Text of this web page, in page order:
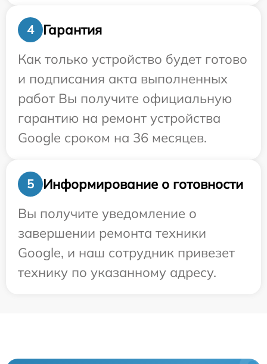
4
Гарантия
Как только устройство будет готово
и подписания акта выполненных
работ Вы получите официальную
гарантию на ремонт устройства
Google сроком на 36 месяцев.
5
Информирование о готовности
Вы получите уведомление о
завершении ремонта техники
Google, и наш сотрудник привезет
технику по указанному адресу.